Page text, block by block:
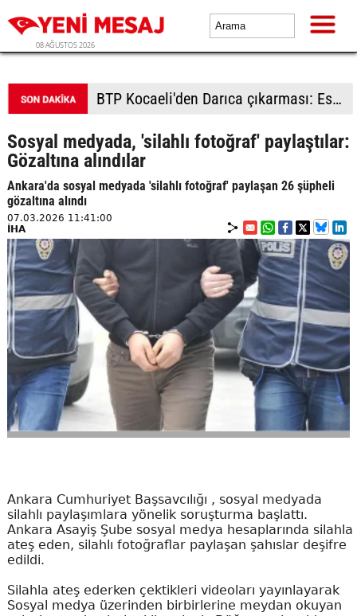
08 AĞUSTOS 2026
BTP Kocaeli'den Darıca çıkarması: Esnaf ve derneklerden yoğun ilgi
Sosyal medyada, 'silahlı fotoğraf' paylaştılar:
Gözaltına alındılar
Ankara'da sosyal medyada 'silahlı fotoğraf' paylaşan 26 şüpheli
gözaltına alındı
07.03.2026 11:41:00
İHA
Ankara Cumhuriyet Başsavcılığı , sosyal medyada
silahlı paylaşımlara yönelik soruşturma başlattı.
Ankara Asayiş Şube sosyal medya hesaplarında silahla
ateş eden, silahlı fotoğraflar paylaşan şahıslar deşifre
edildi.
Silahla ateş ederken çektikleri videoları yayınlayarak
Sosyal medya üzerinden birbirlerine meydan okuyan